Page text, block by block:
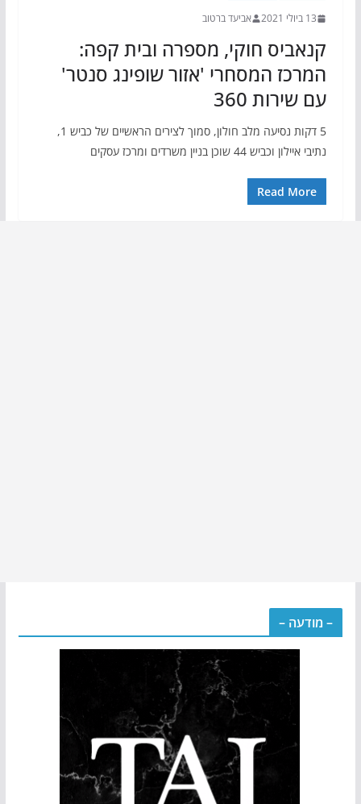
13 ביולי 2021 אביעד ברטוב
קנאביס חוקי, מספרה ובית קפה:
המרכז המסחרי 'אזור שופינג סנטר'
עם שירות 360
5 דקות נסיעה מלב חולון, סמוך לצירים הראשיים של כביש 1,
נתיבי איילון וכביש 44 שוכן בניין משרדים ומרכז עסקים
Read More
– מודעה –